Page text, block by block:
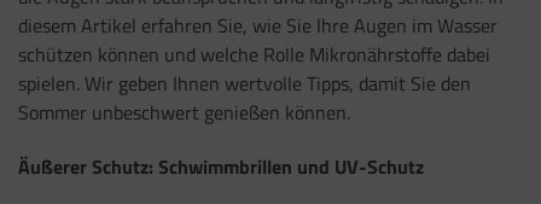
diesem Artikel erfahren Sie, wie Sie Ihre Augen im Wasser
schützen können und welche Rolle Mikronährstoffe dabei
spielen. Wir geben Ihnen wertvolle Tipps, damit Sie den
Sommer unbeschwert genießen können.
Äußerer Schutz: Schwimmbrillen und UV-Schutz